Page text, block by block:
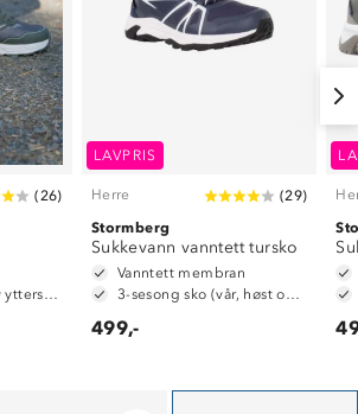
(26)
Dempende trendy yttersåle
LAVPRIS
Herre (29)
Stormberg
Sukkevann vanntett tursko
Vanntett membran
3-sesong sko (vår, høst og vinter)
499,-